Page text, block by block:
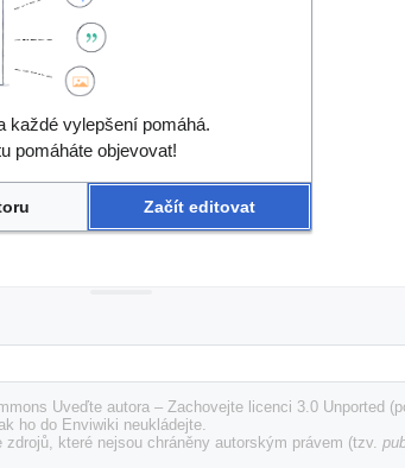
Uveďte autora – Zachovejte licenci 3.0 Unported
ho do Enviwiki neukládejte.
které nejsou chráněny autorským právem (tzv.
každé vylepšení pomáhá.
pomáháte objevovat!
Začít editovat